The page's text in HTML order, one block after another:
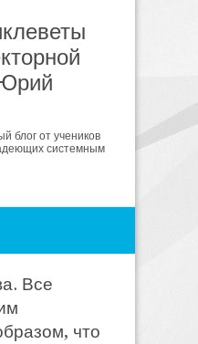
блог от учеников
системным
Все
что